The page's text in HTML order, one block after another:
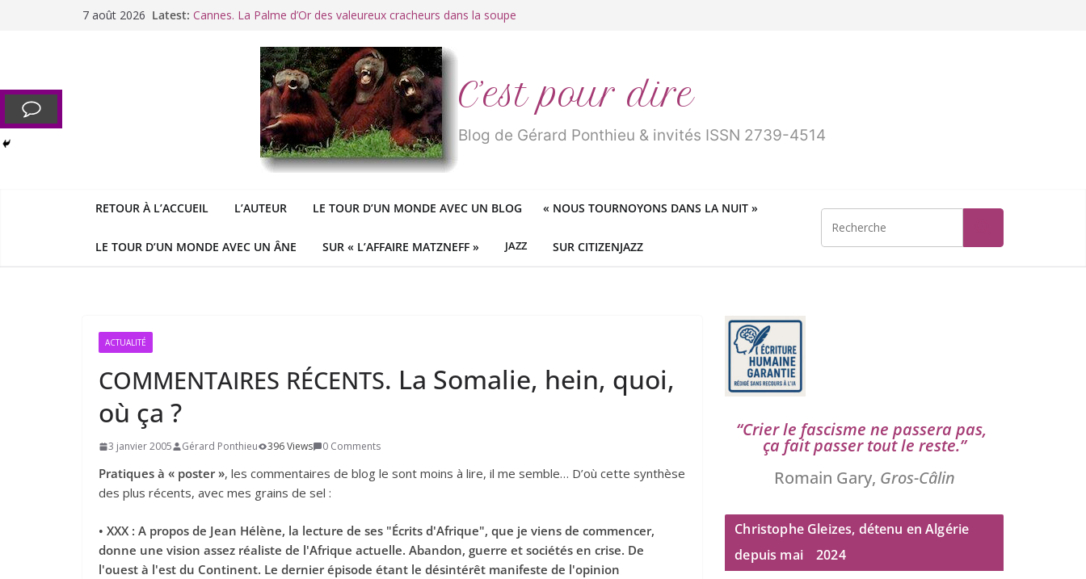
7 août 2026 Latest: Cannes. La Palme d’Or des valeureux cracheurs dans la soupe
Racisme. Moi, Picard-Marseillais traité de « blanc de merde » !
George : « Le meilleur des mondes » ou «
Le patriarcat », bouc émissaire des féministes idéologiquesC’est pour dire
Blog de Gérard Ponthieu & invités ISSN 2739-4514
RETOUR À L’ACCUEIL L’AUTEUR LE TOUR D’UN MONDE AVEC UN BLOG « NOUS TOURNOYONS DANS LA NUIT »
LE TOUR D’UN MONDE AVEC UN ÂNE SUR « L’AFFAIRE MATZNEFF » JAZZ SUR CITIZENJAZZ
ACTUALITÉ
COMMENTAIRES RÉCENTS. La Somalie, hein, quoi,
où ça ?
3 janvier 2005 Gérard Ponthieu 396 Views 0 Comments
Pratiques à « poster », les commentaires de blog le sont moins à lire, il me semble… D’où cette synthèse
des plus récents, avec mes grains de sel :
• XXX : A propos de Jean Hélène, la lecture de ses "Écrits d'Afrique", que je viens de commencer,
donne une vision assez réaliste de l'Afrique actuelle. Abandon, guerre et sociétés en crise. De
l'ouest à l'est du Continent. Le dernier épisode étant le désintérêt manifeste de l'opinion
“Crier le fas­cisme ne pas­se­ra pas,
ça fait pas­ser tout le reste.”
Romain Gary, Gros-Câlin
Christophe Gleizes, détenu en Algérie
depuis mai
2024